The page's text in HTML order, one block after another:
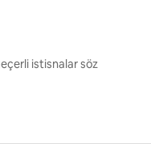
istisnalar söz